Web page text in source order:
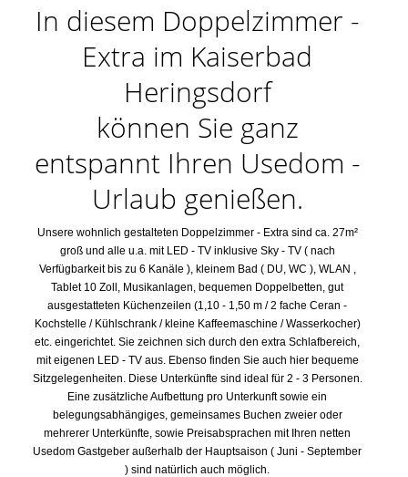
In diesem Doppelzimmer -
Extra im Kaiserbad
Heringsdorf
können Sie ganz
entspannt Ihren Usedom -
Urlaub genießen.
Unsere wohnlich gestalteten Doppelzimmer - Extra sind ca. 27m²
groß und alle u.a. mit LED - TV inklusive Sky - TV ( nach
Verfügbarkeit bis zu 6 Kanäle ), kleinem Bad ( DU, WC ), WLAN ,
Tablet 10 Zoll, Musikanlagen, bequemen Doppelbetten, gut
ausgestatteten Küchenzeilen (1,10 - 1,50 m / 2 fache Ceran -
Kochstelle / Kühlschrank / kleine Kaffeemaschine / Wasserkocher)
etc. eingerichtet. Sie zeichnen sich durch den extra Schlafbereich,
mit eigenen LED - TVaus. Ebenso finden Sie auch hier bequeme
Sitzgelegenheiten. Diese Unterkünfte sind ideal für 2 - 3 Personen.
Eine zusätzliche Aufbettung pro Unterkunft sowie ein
belegungsabhängiges, gemeinsames Buchen zweier oder
mehrerer Unterkünfte, sowie Preisabsprachen mit Ihren netten
Usedom Gastgeber außerhalb der Hauptsaison ( Juni - September
) sind natürlich auch möglich.